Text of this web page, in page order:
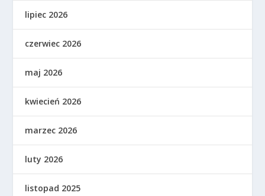
lipiec 2026
czerwiec 2026
maj 2026
kwiecień 2026
marzec 2026
luty 2026
listopad 2025